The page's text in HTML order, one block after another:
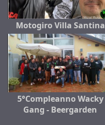
Motogiro Villa Santina
5°Compleanno Wacky
Gang - Beergarden